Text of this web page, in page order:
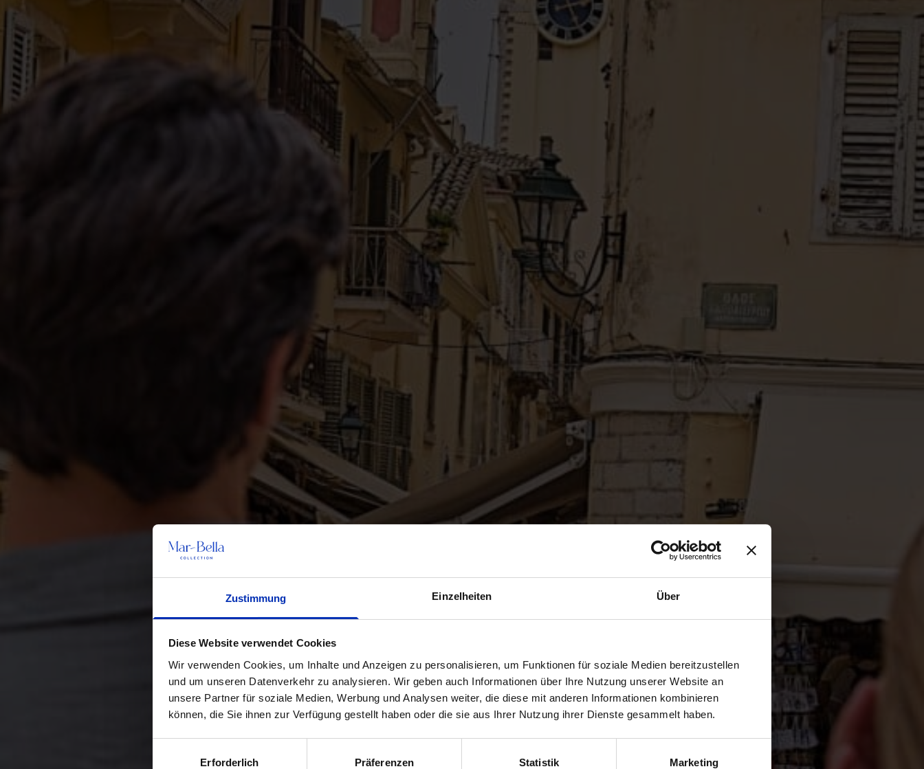
Zustimmung Einzelheiten Über
Diese Website verwendet Cookies
Wir verwenden Cookies, um Inhalte und Anzeigen zu personalisieren, um Funktionen für soziale Medien bereitzustellen
und um unseren Datenverkehr zu analysieren. Wir geben auch Informationen über Ihre Nutzung unserer Website an
unsere Partner für soziale Medien, Werbung und Analysen weiter, die diese mit anderen Informationen kombinieren
können, die Sie ihnen zur Verfügung gestellt haben oder die sie aus Ihrer Nutzung ihrer Dienste gesammelt haben.
Erforderlich Präferenzen Statistik Marketing